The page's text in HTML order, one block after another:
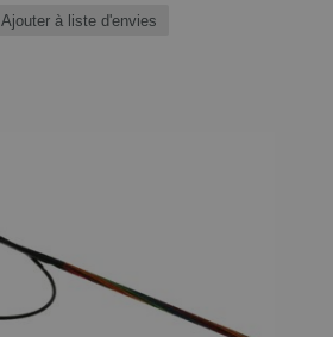
Ajouter à liste d'envies